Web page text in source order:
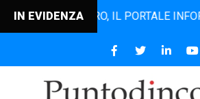
IN EVIDENZAIL PORTALE